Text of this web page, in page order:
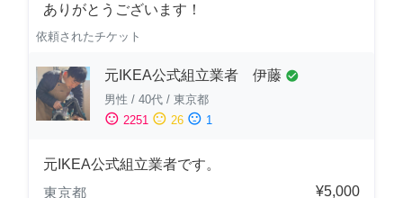
ありがとうございます！
依頼されたチケット
元IKEA公式組立業者 伊藤 check_circle
男性 / 40代 / 東京都
sentiment_satisfied 2251 sentiment_neutral 26 sentiment_dissatisfied 1
元IKEA公式組立業者です。
東京都
¥5,000